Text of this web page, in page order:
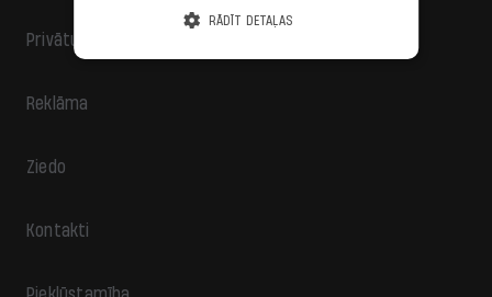
Privātuma politika
Reklāma
Ziedo
Kontakti
RĀDĪT DETAĻAS